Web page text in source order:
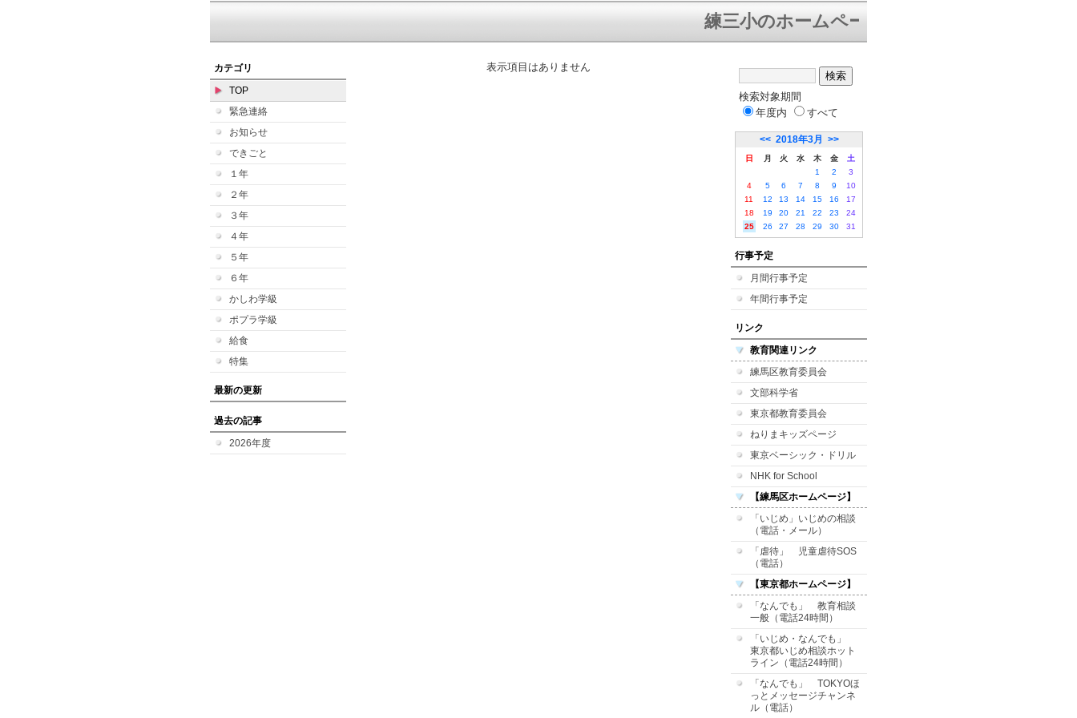
練三小のホームページにようこそ。下は「学
カテゴリ
TOP
緊急連絡
お知らせ
できごと
１年
２年
３年
４年
５年
６年
かしわ学級
ポプラ学級
給食
特集
最新の更新
過去の記事
2026年度
表示項目はありません
検索対象期間
年度内
すべて
<< 2018年3月 >>
日 月 火 水 木 金
土
1
2
3
4
5 6 7 8 9
10
11
12 13 14 15 16
17
18
19 20 21 22 23
24
25
26 27 28 29 30 31
行事予定
月間行事予定
年間行事予定
リンク
教育関連リンク
練馬区教育委員会
文部科学省
東京都教育委員会
ねりまキッズページ
東京ベーシック・ドリル
NHK for School
【練馬区ホームページ】
「いじめ」いじめの相談
（電話・メール）
「虐待」 児童虐待SOS
（電話）
【東京都ホームページ】
「なんでも」 教育相談
一般（電話24時間）
「いじめ・なんでも」
東京都いじめ相談ホット
ライン（電話24時間）
「なんでも」 TOKYOほ
っとメッセージチャンネ
ル（電話）